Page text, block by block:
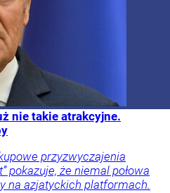
nie takie atrakcyjne.
przyzwyczajenia
pokazuje, że niemal połowa
na azjatyckich platformach.